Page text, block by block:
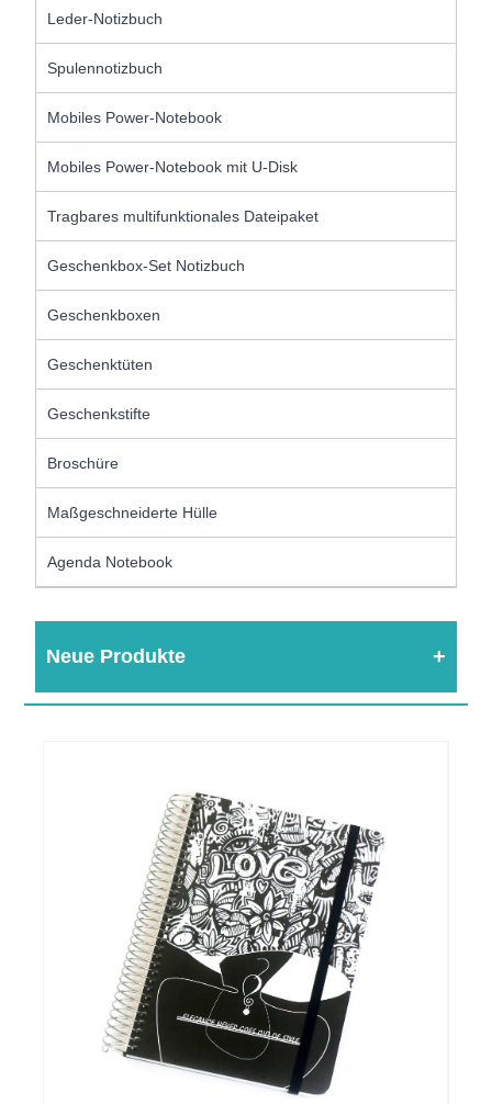
Leder-Notizbuch
Spulennotizbuch
Mobiles Power-Notebook
Mobiles Power-Notebook mit U-Disk
Tragbares multifunktionales Dateipaket
Geschenkbox-Set Notizbuch
Geschenkboxen
Geschenktüten
Geschenkstifte
Broschüre
Maßgeschneiderte Hülle
Agenda Notebook
Neue Produkte